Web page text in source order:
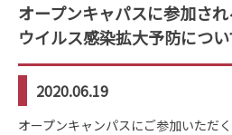
オープンキャパスに参加さ
ウイルス感染拡大予防につい
2020.06.19
オープンキャンパスにご参加いただ